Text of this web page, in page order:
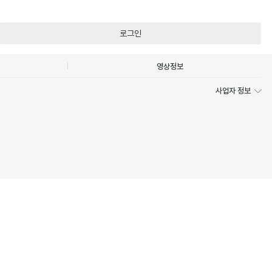
로그인
영상정보
사업자 정보